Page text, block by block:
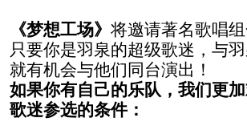
《梦想工场》 将邀请著名歌唱
只要你是羽泉的超级歌迷，与
就有机会与他们同台演出！
如果你有自己的乐队，我们更
歌迷参选的条件：